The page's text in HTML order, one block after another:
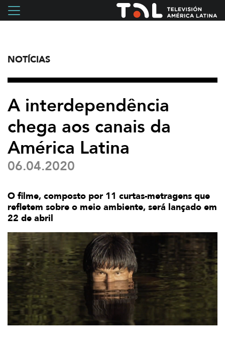
NOTÍCIAS
A interdependência
chega aos canais da
América Latina
06.04.2020
O filme, composto por 11 curtas-metragens que
refletem sobre o meio ambiente, será lançado em
22 de abril